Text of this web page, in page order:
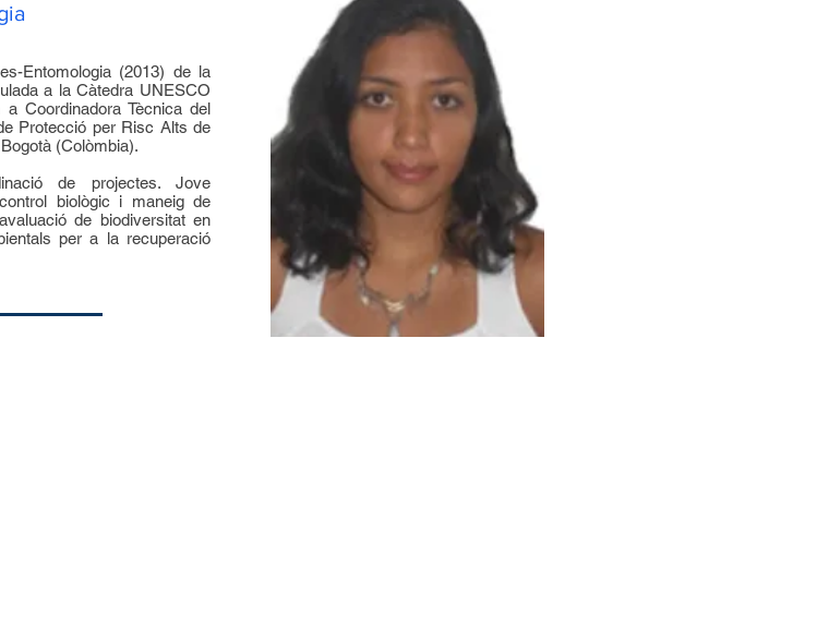
Entomologia (2013) de la
a la Càtedra UNESCO
Coordinadora Tècnica del
Protecció per Risc Alts de
(Colòmbia).
de projectes. Jove
biològic i maneig de
de biodiversitat en
per a la recuperació